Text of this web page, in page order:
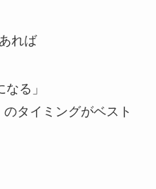
れば
る」
タイミングがベスト